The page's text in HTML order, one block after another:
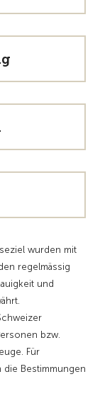
wurden mit
regelmässig
und
bzw.
Für
die Bestimmungen